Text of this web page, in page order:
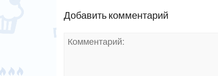
Добавить комментарий